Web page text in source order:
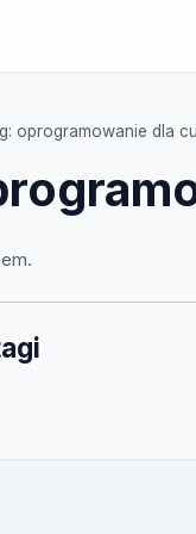
oprogramowanie dla